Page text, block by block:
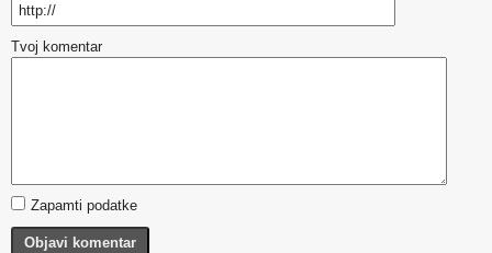
Tvoj komentar
Zapamti podatke
Objavi komentar